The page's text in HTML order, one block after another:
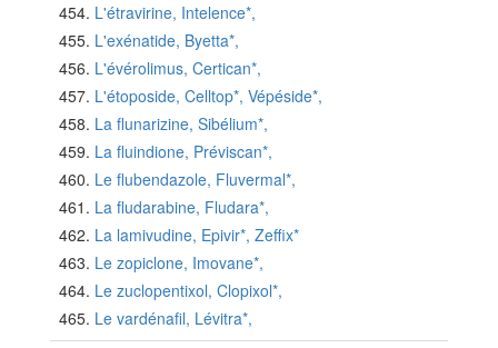
L'étravirine, Intelence*,
L'exénatide, Byetta*,
L'évérolimus, Certican*,
L'étoposide, Celltop*, Vépéside*,
La flunarizine, Sibélium*,
La fluindione, Préviscan*,
Le flubendazole, Fluvermal*,
La fludarabine, Fludara*,
La lamivudine, Epivir*, Zeffix*
Le zopiclone, Imovane*,
Le zuclopentixol, Clopixol*,
Le vardénafil, Lévitra*,